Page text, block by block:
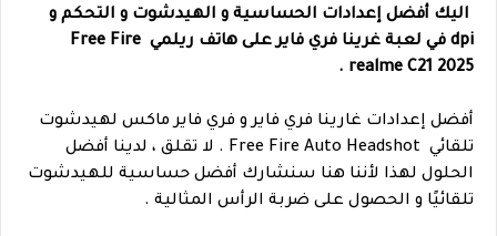
اليك أفضل إعدادات الحساسية و الهيدشوت و التحكم و
dpi في لعبة غرينا فري فاير على هاتف ريلمي Free Fire
realme C21 2025.
أفضل إعدادات غارينا فري فاير و فري فاير ماكس لهيدشوت
تلقائي Free Fire Auto Headshot . لا تقلق ، لدينا أفضل
الحلول لهذا لأننا هنا سنشارك أفضل حساسية للهيدشوت
تلقائيًا و الحصول على ضربة الرأس المثالية .